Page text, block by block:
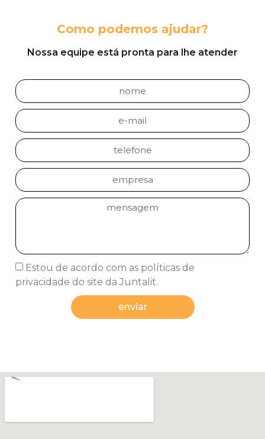
Como podemos ajudar?
Nossa equipe está pronta para lhe atender
Estou de acordo com as políticas de
privacidade do site da Juntalit.
enviar